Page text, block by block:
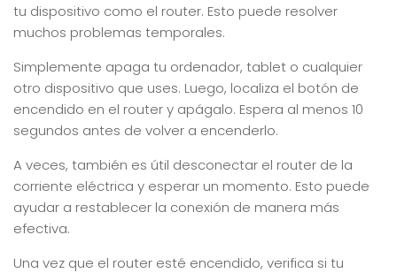
tu dispositivo como el router. Esto puede resolver
muchos problemas temporales.
Simplemente apaga tu ordenador, tablet o cualquier
otro dispositivo que uses. Luego, localiza el botón de
encendido en el router y apágalo. Espera al menos 10
segundos antes de volver a encenderlo.
A veces, también es útil desconectar el router de la
corriente eléctrica y esperar un momento. Esto puede
ayudar a restablecer la conexión de manera más
efectiva.
Una vez que el router esté encendido, verifica si tu